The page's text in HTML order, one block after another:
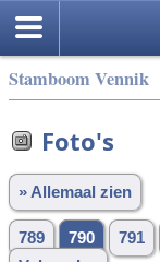
Stamboom Vennik
Foto's
» Allemaal zien
789 790 791